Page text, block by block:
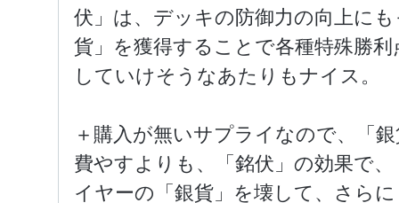
伏」は、デッキの防御力の向上に
貨」を獲得することで各種特殊勝
していけそうなあたりもナイス。
＋購入が無いサプライなので、「
費やすよりも、「銘伏」の効果で
イヤーの「銀貨」を壊して、さら